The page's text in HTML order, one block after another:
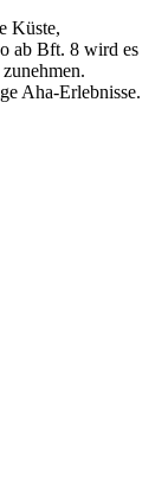
Küste,
ab Bft. 8 wird es
Aha-Erlebnisse.